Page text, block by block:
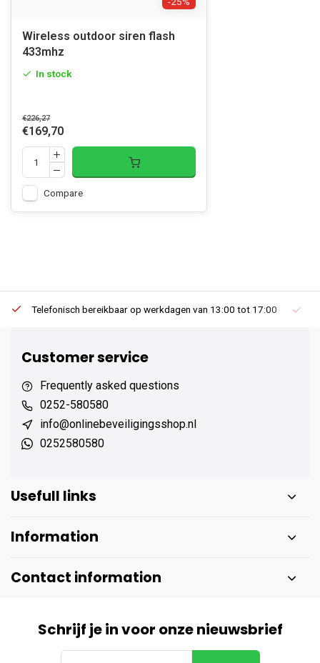
Wireless outdoor siren flash
433mhz
In stock
€226,27
€169,70
Compare
Telefonisch bereikbaar op werkdagen van 13:00 tot 17:00
Customer service
Frequently asked questions
0252-580580
info@onlinebeveiligingsshop.nl
0252580580
Usefull links
Information
Contact information
Schrijf je in voor onze nieuwsbrief